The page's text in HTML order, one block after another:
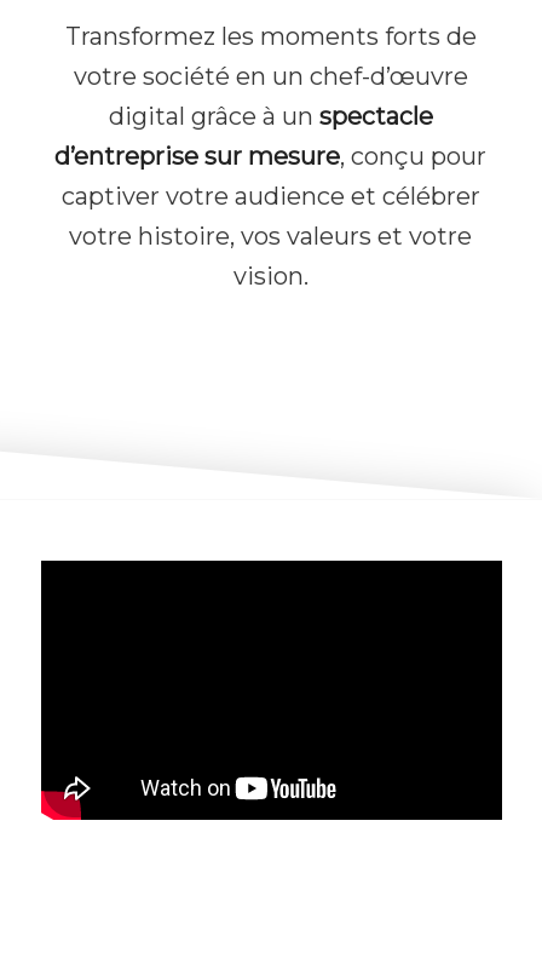
Transformez les moments forts de
votre société en un chef-d’œuvre
digital grâce à un spectacle
d’entreprise sur mesure, conçu pour
captiver votre audience et célébrer
votre histoire, vos valeurs et votre
vision.